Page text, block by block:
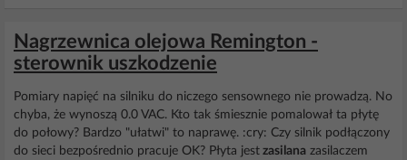
Nagrzewnica olejowa Remington -
sterownik uszkodzenie
Pomiary napięć na silniku do niczego sensownego nie prowadzą. No
chyba, że wynoszą 0.0 VAC. Kto tak śmiesznie pomalował ta płytę
do połowy? Bardzo "ułatwi" to naprawę. :cry: Czy silnik podłączony
do sieci bezpośrednio pracuje OK? Płyta jest zasilana zasilaczem